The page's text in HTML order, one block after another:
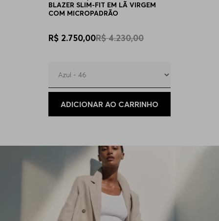
BLAZER SLIM-FIT EM LÃ VIRGEM
COM MICROPADRÃO
R$ 4.230,00
R$ 2.750,00
ADICIONAR AO CARRINHO